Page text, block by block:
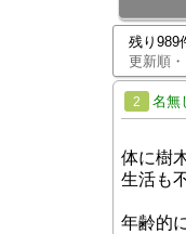
残り989
更新順
2 名無
体に樹
生活も
年齢的